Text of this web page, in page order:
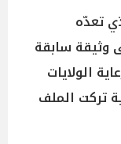
تعدّه
وثيقة سابقة
الولايات
تركت الملف